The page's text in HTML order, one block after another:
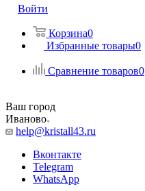
Войти
Корзина0
Избранные товары0
Сравнение товаров0
Ваш город
Иваново
help@kristall43.ru
Вконтакте
Telegram
WhatsApp